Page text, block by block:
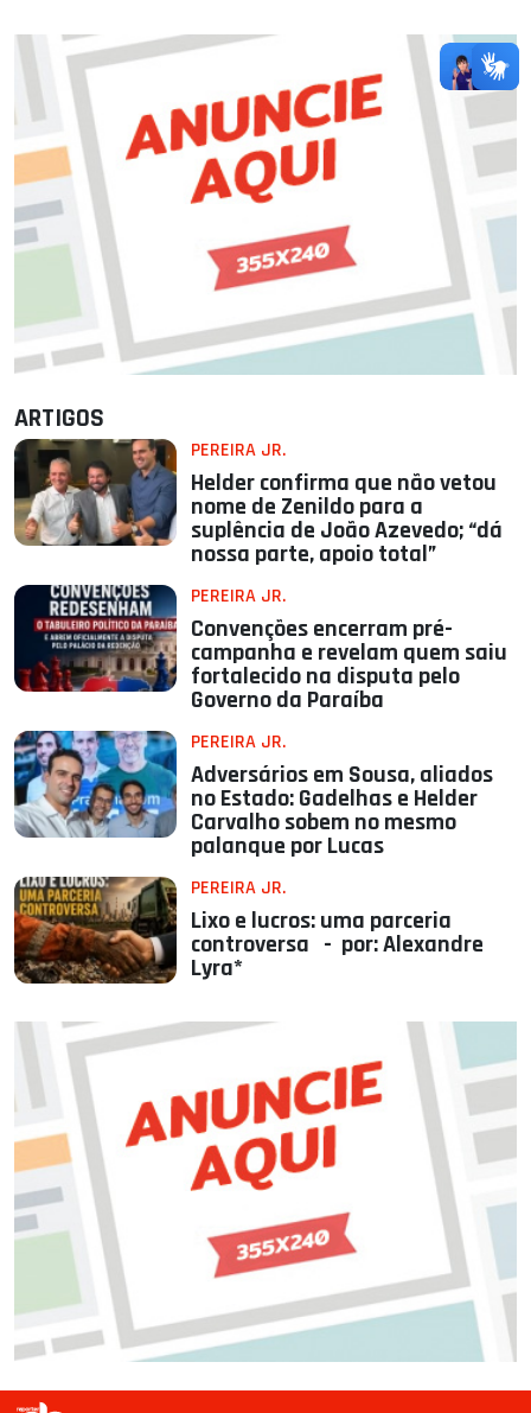
ARTIGOS
PEREIRA JR.
Helder confirma que não vetou
nome de Zenildo para a
suplência de João Azevedo; “dá
nossa parte, apoio total”
PEREIRA JR.
Convenções encerram pré-
campanha e revelam quem saiu
fortalecido na disputa pelo
Governo da Paraíba
PEREIRA JR.
Adversários em Sousa, aliados
no Estado: Gadelhas e Helder
Carvalho sobem no mesmo
palanque por Lucas
PEREIRA JR.
Lixo e lucros: uma parceria
controversa - por: Alexandre
Lyra*